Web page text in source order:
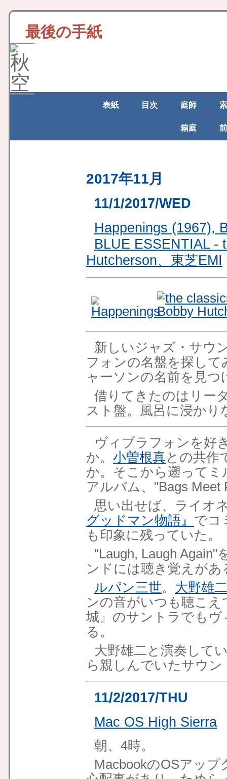
最後の手紙
表紙 目次 庭師
箱庭
2017年11月
11/1/2017/WED
Happenings (1967),
BLUE ESSENTIAL -
Hutcherson、東芝EMI
新しいジャズ・サウ
フォンの名盤を探し
ャーソンの名前を見
借りてきたのはリー
スト盤。風呂に浸かり
ヴィブラフォンを好
か。 小曽根真との共作
か。そこから遡って
アルバム、"Bags Meet
思い出せば、ライオ
グッドマン物語』 でコ
も印象に残っていた。
"Laugh, Laugh
ンドには聴き覚えが
ルパン三世。 大野雄二
ンの音がいつも聴こ
城』のサントラでも
る。
大野雄二と演奏して
ら親しんでいたサウン
11/2/2017/THU
Mac OS High Sierra
朝、4時。
MacbookのOSアッ